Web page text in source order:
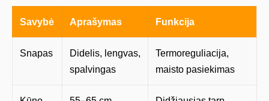
Savybė Aprašymas Funkcija
Snapas
Didelis, lengvas,
spalvingas
Termoreguliacija,
maisto pasiekimas